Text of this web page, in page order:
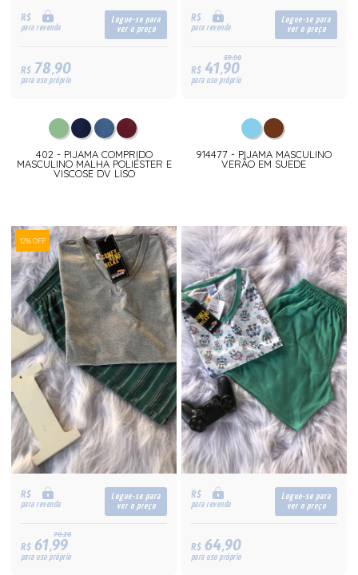
R$
para revenda
Logue-se para
ver o preço
R$78,90
para uso próprio
402 - PIJAMA COMPRIDO
MASCULINO MALHA POLIÉSTER E
VISCOSE DV LISO
R$
para revenda
Logue-se para
ver o preço
59,90
R$41,90
para uso próprio
914477 - PIJAMA MASCULINO
VERÃO EM SUEDE
12% OFF
R$
para revenda
Logue-se para
ver o preço
70,20
R$61,99
para uso próprio
R$
para revenda
Logue-se para
ver o preço
R$64,90
para uso próprio